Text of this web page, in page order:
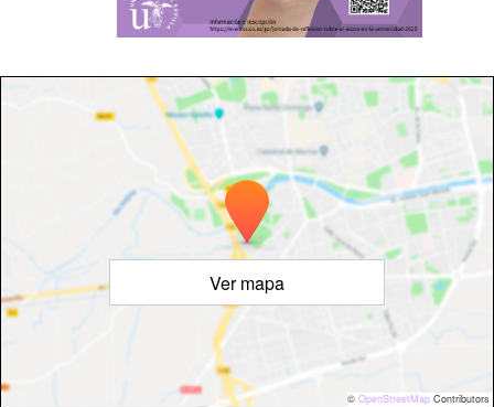
Ver mapa
© OpenStreetMap Contributors